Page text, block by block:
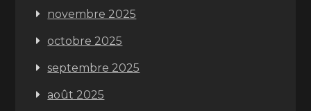
novembre 2025
octobre 2025
septembre 2025
août 2025